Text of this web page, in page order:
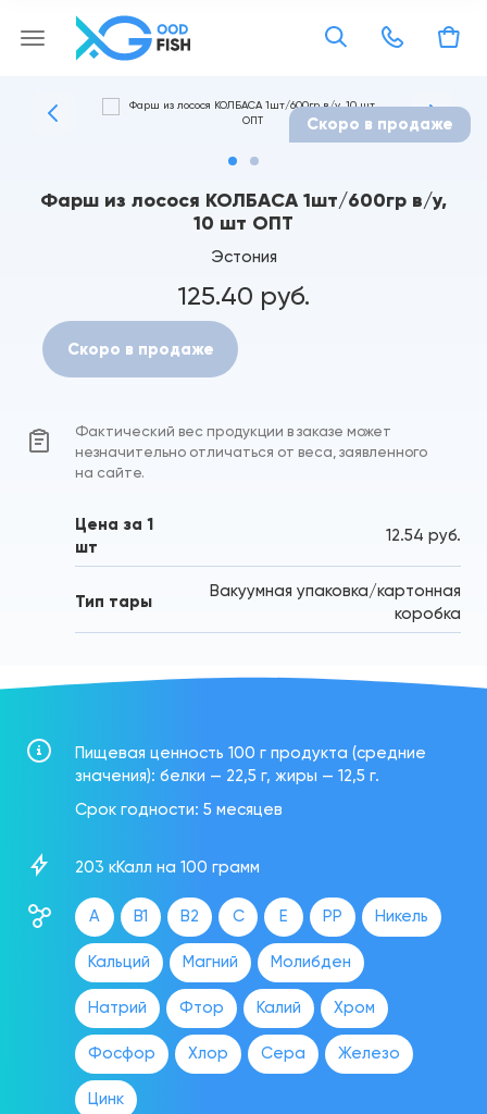
Скоро в продаже
Фарш из лосося КОЛБАСА 1шт/600гр в/у,
10 шт ОПТ
Эстония
125.40 руб.
Скоро в продаже
Фактический вес продукции в заказе может
незначительно отличаться от веса, заявленного
на сайте.
Цена за 1
шт
12.54 руб.
Тип тары
Вакуумная упаковка/картонная
коробка
Пищевая ценность 100 г продукта (средние
значения): белки — 22,5 г, жиры — 12,5 г.
Срок годности: 5 месяцев
203 кКалл на 100 грамм
A B1 B2 C E PP Никель
Кальций Магний Молибден
Натрий Фтор Калий Хром
Фосфор Хлор Сера Железо
Цинк